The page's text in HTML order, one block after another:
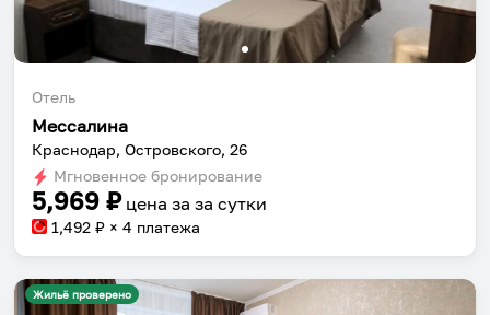
Отель
Мессалина
Краснодар, Островского, 26
Мгновенное бронирование
5,969 ₽ цена за за сутки
1,492 ₽ × 4 платежа
Жильё проверено